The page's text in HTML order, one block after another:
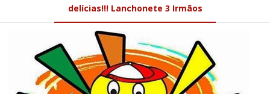
delícias!!! Lanchonete 3 Irmãos